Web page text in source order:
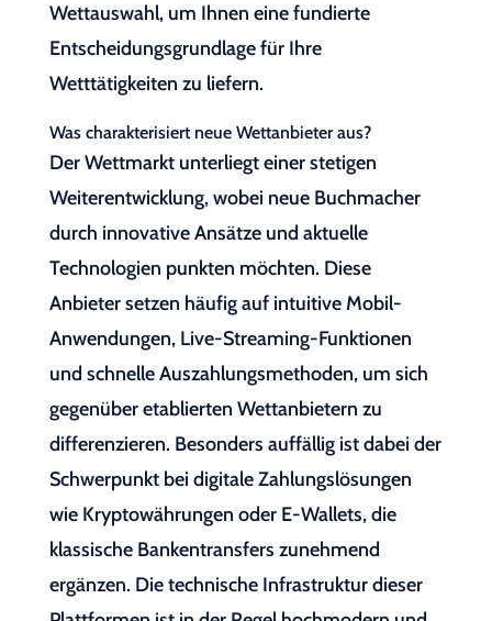
Wettauswahl, um Ihnen eine fundierte
Entscheidungsgrundlage für Ihre
Wetttätigkeiten zu liefern.
Was charakterisiert neue Wettanbieter aus?
Der Wettmarkt unterliegt einer stetigen
Weiterentwicklung, wobei neue Buchmacher
durch innovative Ansätze und aktuelle
Technologien punkten möchten. Diese
Anbieter setzen häufig auf intuitive Mobil-
Anwendungen, Live-Streaming-Funktionen
und schnelle Auszahlungsmethoden, um sich
gegenüber etablierten Wettanbietern zu
differenzieren. Besonders auffällig ist dabei der
Schwerpunkt bei digitale Zahlungslösungen
wie Kryptowährungen oder E-Wallets, die
klassische Bankentransfers zunehmend
ergänzen. Die technische Infrastruktur dieser